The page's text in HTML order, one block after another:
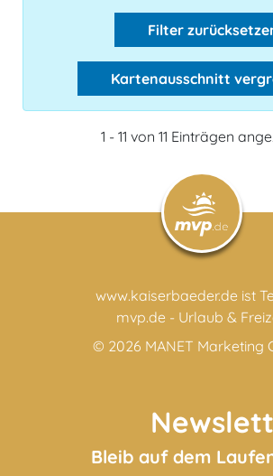
Filter
Kartenausschnitt
1 - 11 von 11 Einträgen
www.kaiserbaeder.de ist
mvp.de - Urlaub &
© 2026 MANET Marketing
Bleib auf dem